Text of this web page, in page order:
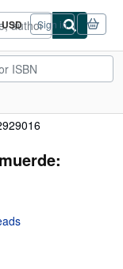
USD
Site
shopping
preferences
Sign in